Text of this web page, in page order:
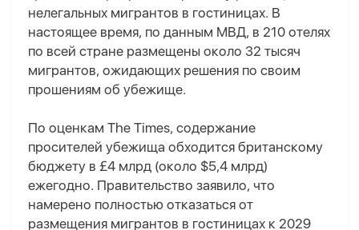
нелегальных мигрантов в гостиницах. В
настоящее время, по данным МВД, в 210 отелях
по всей стране размещены около 32 тысяч
мигрантов, ожидающих решения по своим
прошениям об убежище.
По оценкам The Times, содержание
просителей убежища обходится британскому
бюджету в £4 млрд (около $5,4 млрд)
ежегодно. Правительство заявило, что
намерено полностью отказаться от
размещения мигрантов в гостиницах к 2029